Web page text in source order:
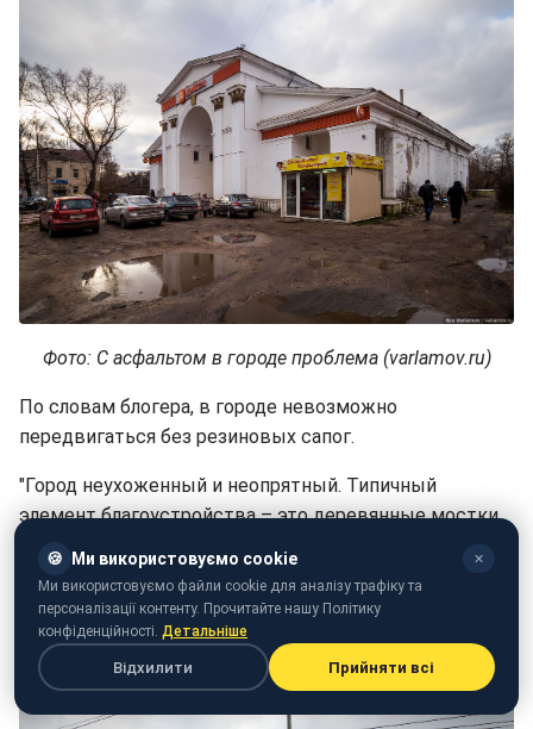
Фото: С асфальтом в городе проблема (varlamov.ru)
По словам блогера, в городе невозможно
передвигаться без резиновых сапог.
"Город неухоженный и неопрятный. Типичный
элемент благоустройства – это деревянные мостки,
чтобы не топать по грязи", - написал он.
В городе преобладают деревянные здания, но на них
смотреть очень "больно". Все они обветшалые и
страшные.
🍪 Ми використовуємо cookie ✕
Ми використовуємо файли cookie для аналізу трафіку та
персоналізації контенту. Прочитайте нашу Політику
конфіденційності. Детальніше
Відхилити Прийняти всі